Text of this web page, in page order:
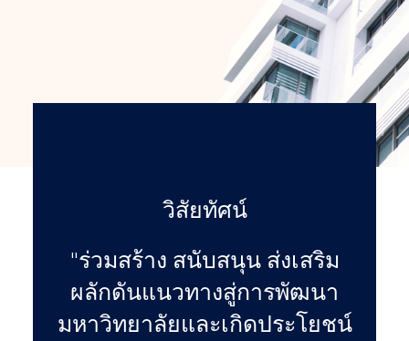
วิสัยทัศน์
"ร่วมสร้าง สนับสนุน ส่งเสริม
ผลักดันแนวทางสู่การพัฒนา
มหาวิทยาลัยและเกิดประโยชน์